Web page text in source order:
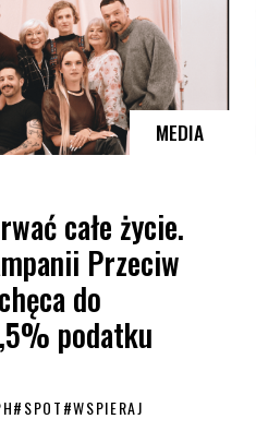
MEDIA
całe życie.
Przeciw
do
podatku
#SPOT#WSPIERAJ